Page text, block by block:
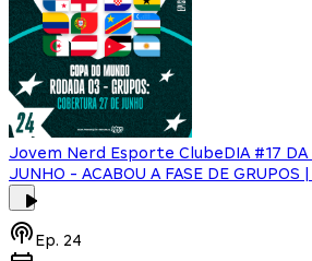
Jovem Nerd Esporte ClubeDIA #17
JUNHO - ACABOU A FASE DE GRUPOS
Ep. 24